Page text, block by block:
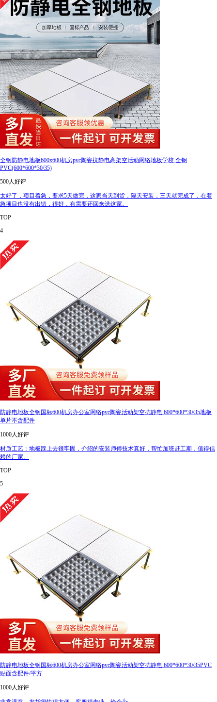
全钢防静电地板600x600机房pvc陶瓷抗静电高架空活动网络地板学校 全钢
PVC(600*600*30/35)
500人好评
太好了，项目着急，要求5天做完，这家当天到货，隔天安装，三天就完成了，在着
急项目也没有出错，很好，有需要还回来选这家。
TOP
4
防静电地板全钢国标600机房办公室网络pvc陶瓷活动架空抗静电 600*600*30/35地板
单片不含配件
1000人好评
材质工艺：地板踩上去很牢固，介绍的安装师傅技术真好，帮忙加班赶工期，值得信
赖的厂家。
TOP
5
防静电地板全钢国标600机房办公室网络pvc陶瓷活动架空抗静电 600*600*30/35PVC
贴面含配件/平方
1000人好评